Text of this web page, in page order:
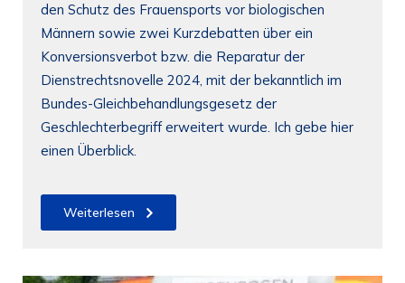
den Schutz des Frauensports vor biologischen
Männern sowie zwei Kurzdebatten über ein
Konversionsverbot bzw. die Reparatur der
Dienstrechtsnovelle 2024, mit der bekanntlich im
Bundes-Gleichbehandlungsgesetz der
Geschlechterbegriff erweitert wurde. Ich gebe hier
einen Überblick.
Weiterlesen